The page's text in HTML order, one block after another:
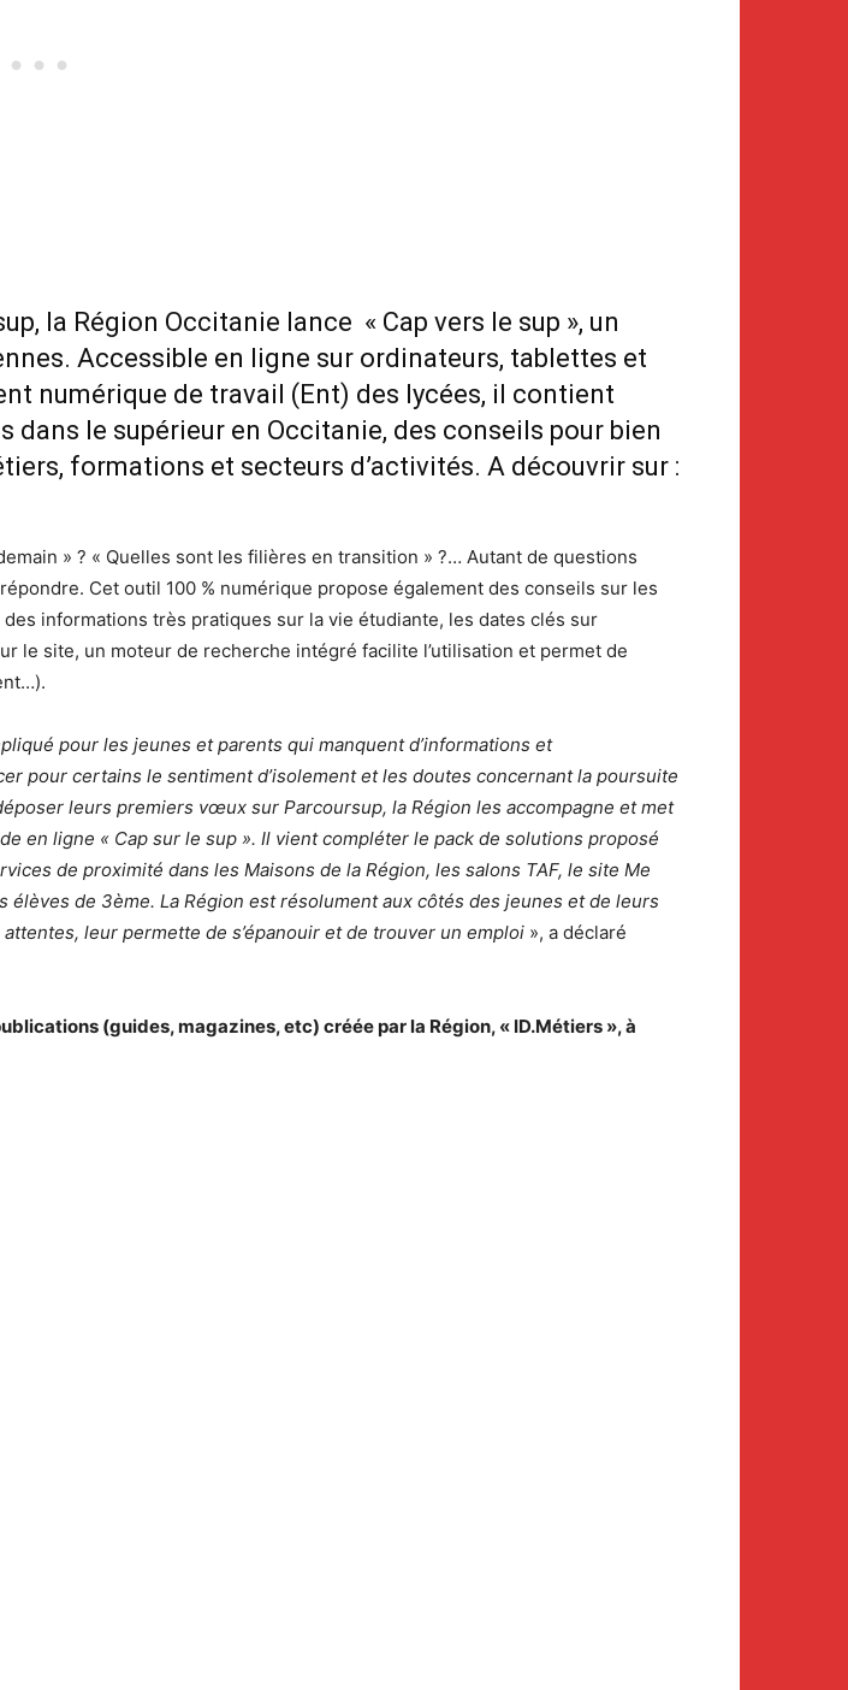
la Région Occitanie lance « Cap vers le sup », un
Accessible en ligne sur ordinateurs, tablettes et
numérique de travail (Ent) des lycées, il contient
le supérieur en Occitanie, des conseils pour bien
formations et secteurs d’activités. A découvrir sur :
» ? « Quelles sont les filières en transition » ?… Autant de questions
Cet outil 100 % numérique propose également des conseils sur les
informations très pratiques sur la vie étudiante, les dates clés sur
le site, un moteur de recherche intégré facilite l’utilisation et permet de
pour les jeunes et parents qui manquent d’informations et
pour certains le sentiment d’isolement et les doutes concernant la poursuite
leurs premiers vœux sur Parcoursup, la Région les accompagne et met
en ligne « Cap sur le sup ». Il vient compléter le pack de solutions proposé
de proximité dans les Maisons de la Région, les salons TAF, le site Me
élèves de 3ème. La Région est résolument aux côtés des jeunes et de leurs
leur permette de s’épanouir et de trouver un emploi », a déclaré
(guides, magazines, etc) créée par la Région, « ID.Métiers », à